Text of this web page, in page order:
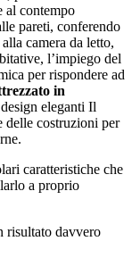
al contempo
pareti, conferendo
camera da letto,
l’impiego del
per rispondere ad
in
eleganti Il
delle costruzioni per
caratteristiche che
a proprio
risultato davvero